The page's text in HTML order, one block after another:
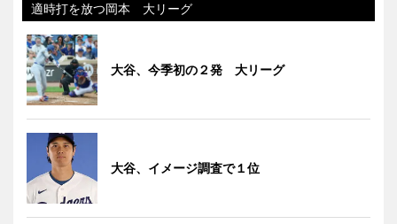
適時打を放つ岡本 大リーグ
大谷、今季初の２発 大リーグ
大谷、イメージ調査で１位